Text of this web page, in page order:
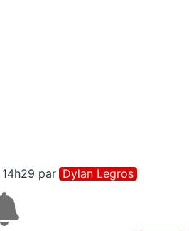
par Dylan Legros